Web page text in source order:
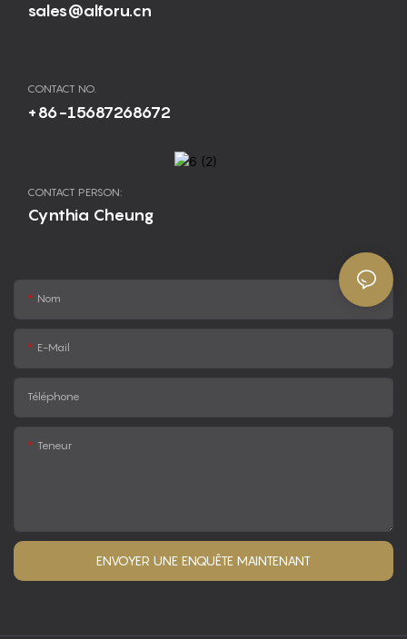
sales@alforu.cn
CONTACT NO.
+86-15687268672
CONTACT PERSON:
Cynthia Cheung
Nom
E-Mail
Téléphone
Teneur
ENVOYER UNE ENQUÊTE MAINTENANT